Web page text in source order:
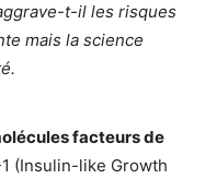
t-il les risques
mais la science
facteurs de
(Insulin-like Growth